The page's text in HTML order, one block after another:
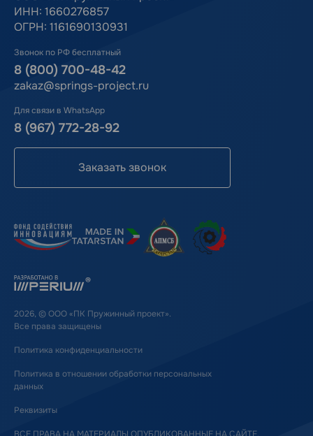
ИНН: 1660276857
ОГРН: 1161690130931
Звонок по РФ бесплатный
8 (800) 700-48-42
zakaz@springs-project.ru
Для связи в WhatsApp
8 (967) 772-28-92
Заказать звонок
2026, © ООО «ПК Пружинный проект».
Все права защищены
Политика конфиденциальности
Политика в отношении обработки персональных
данных
Реквизиты